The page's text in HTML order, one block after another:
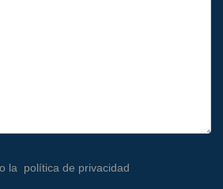
la política de privacidad